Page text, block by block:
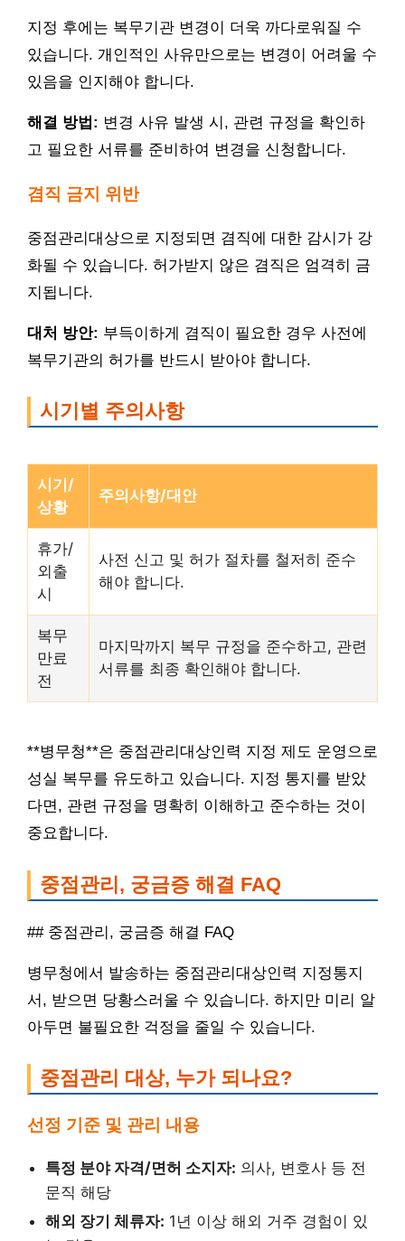
지정 후에는 복무기관 변경이 더욱 까다로워질 수
있습니다. 개인적인 사유만으로는 변경이 어려울 수
있음을 인지해야 합니다.
해결 방법: 변경 사유 발생 시, 관련 규정을 확인하
고 필요한 서류를 준비하여 변경을 신청합니다.
겸직 금지 위반
중점관리대상으로 지정되면 겸직에 대한 감시가 강
화될 수 있습니다. 허가받지 않은 겸직은 엄격히 금
지됩니다.
대처 방안: 부득이하게 겸직이 필요한 경우 사전에
복무기관의 허가를 반드시 받아야 합니다.
시기별 주의사항
시기/
상황
주의사항/대안
휴가/
외출
시
사전 신고 및 허가 절차를 철저히 준수
해야 합니다.
복무
만료
전
마지막까지 복무 규정을 준수하고, 관련
서류를 최종 확인해야 합니다.
**병무청**은 중점관리대상인력 지정 제도 운영으로
성실 복무를 유도하고 있습니다. 지정 통지를 받았
다면, 관련 규정을 명확히 이해하고 준수하는 것이
중요합니다.
중점관리, 궁금증 해결 FAQ
## 중점관리, 궁금증 해결 FAQ
병무청에서 발송하는 중점관리대상인력 지정통지
서, 받으면 당황스러울 수 있습니다. 하지만 미리 알
아두면 불필요한 걱정을 줄일 수 있습니다.
중점관리 대상, 누가 되나요?
선정 기준 및 관리 내용
특정 분야 자격/면허 소지자: 의사, 변호사 등 전
문직 해당
해외 장기 체류자: 1년 이상 해외 거주 경험이 있